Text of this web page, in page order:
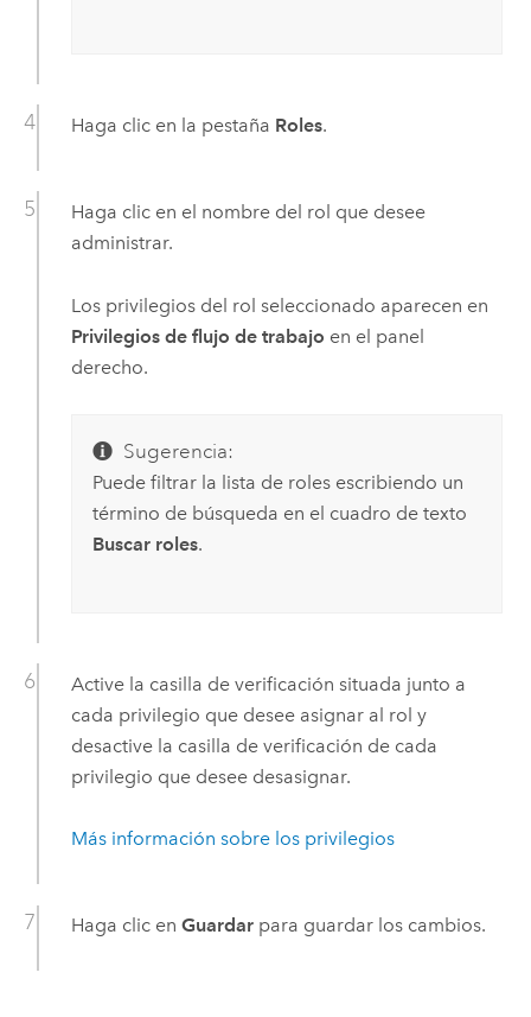
Haga clic en la pestaña Roles.
Haga clic en el nombre del rol que desee
administrar.
Los privilegios del rol seleccionado aparecen en
Privilegios de flujo de trabajo en el panel
derecho.
Sugerencia:
Puede filtrar la lista de roles escribiendo un
término de búsqueda en el cuadro de texto
Buscar roles.
Active la casilla de verificación situada junto a
cada privilegio que desee asignar al rol y
desactive la casilla de verificación de cada
privilegio que desee desasignar.
Más información sobre los privilegios
Haga clic en Guardarpara guardar los cambios.